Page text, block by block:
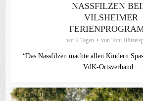
NASSFILZEN
VILSHEIMER
vor 2 Tagen von Toni
“Das Nassfilzen machte allen Kindern
VdK-Ortsverband...